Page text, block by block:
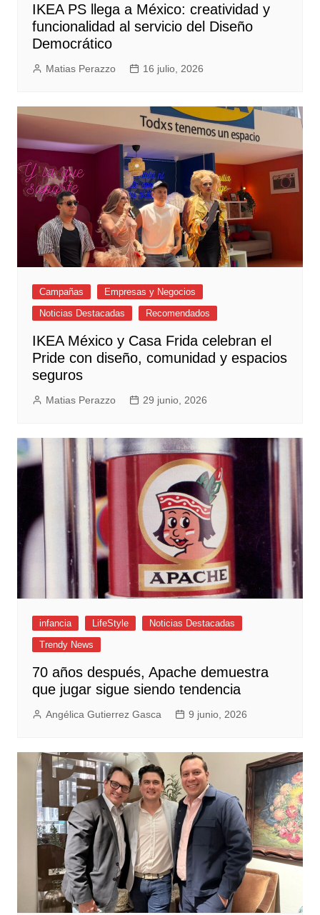
IKEA PS llega a México: creatividad y
funcionalidad al servicio del Diseño
Democrático
Matias Perazzo 16 julio, 2026
Campañas
Empresas y Negocios
Noticias Destacadas
Recomendados
IKEA México y Casa Frida celebran el
Pride con diseño, comunidad y espacios
seguros
Matias Perazzo 29 junio, 2026
infancia LifeStyle
Noticias Destacadas
Trendy News
70 años después, Apache demuestra
que jugar sigue siendo tendencia
Angélica Gutierrez Gasca 9 junio, 2026